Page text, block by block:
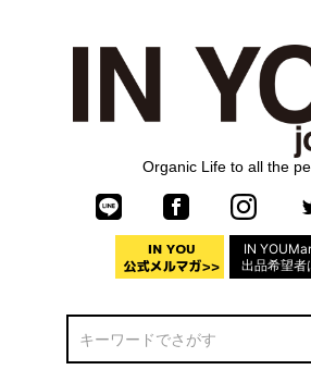
Organic Life to all the
IN
出品希望者